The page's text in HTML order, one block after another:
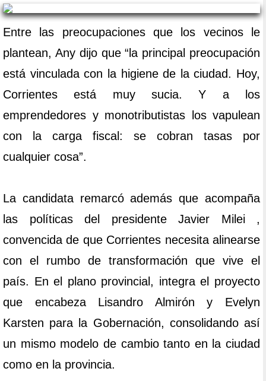
Entre las preocupaciones que los vecinos le
plantean, Any dijo que “la principal preocupación
está vinculada con la higiene de la ciudad. Hoy,
Corrientes está muy sucia. Y a los
emprendedores y monotributistas los vapulean
con la carga fiscal: se cobran tasas por
cualquier cosa”.
La candidata remarcó además que acompaña
las políticas del presidente Javier Milei ,
convencida de que Corrientes necesita alinearse
con el rumbo de transformación que vive el
país. En el plano provincial, integra el proyecto
que encabeza Lisandro Almirón y Evelyn
Karsten para la Gobernación, consolidando así
un mismo modelo de cambio tanto en la ciudad
como en la provincia.